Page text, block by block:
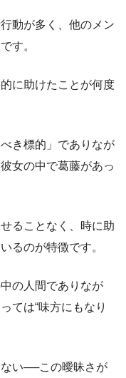
動が多く、他のメン
す。
に助けたことが何度
き標的」でありなが
女の中で葛藤があっ
ることなく、時に助
るのが特徴です。
の人間でありなが
ては“味方にもなり
い──この曖昧さが